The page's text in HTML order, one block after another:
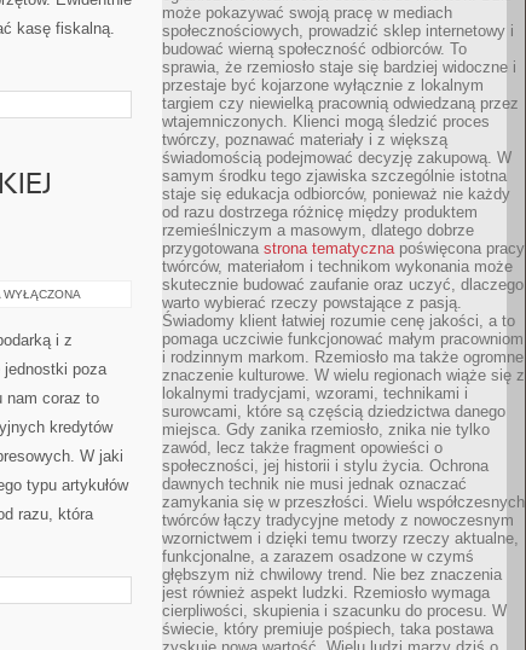
kasę fiskalną.
WYŁĄCZONA
i z
jednostki poza
nam coraz to
kredytów
W jaki
typu artykułów
razu, która
może pokazywać swoją pracę w mediach
społecznościowych, prowadzić sklep internetowy i
budować wierną społeczność odbiorców. To
sprawia, że rzemiosło staje się bardziej widoczne i
przestaje być kojarzone wyłącznie z lokalnym
targiem czy niewielką pracownią odwiedzaną przez
wtajemniczonych. Klienci mogą śledzić proces
twórczy, poznawać materiały i z większą
świadomością podejmować decyzję zakupową. W
samym środku tego zjawiska szczególnie istotna
staje się edukacja odbiorców, ponieważ nie każdy
od razu dostrzega różnicę między produktem
rzemieślniczym a masowym, dlatego dobrze
przygotowana strona tematycznapoświęcona pracy
twórców, materiałom i technikom wykonania może
skutecznie budować zaufanie oraz uczyć, dlaczego
warto wybierać rzeczy powstające z pasją.
Świadomy klient łatwiej rozumie cenę jakości, a to
pomaga uczciwie funkcjonować małym pracowniom
i rodzinnym markom. Rzemiosło ma także ogromne
znaczenie kulturowe. W wielu regionach wiąże się z
lokalnymi tradycjami, wzorami, technikami i
surowcami, które są częścią dziedzictwa danego
miejsca. Gdy zanika rzemiosło, znika nie tylko
zawód, lecz także fragment opowieści o
społeczności, jej historii i stylu życia. Ochrona
dawnych technik nie musi jednak oznaczać
zamykania się w przeszłości. Wielu współczesnych
twórców łączy tradycyjne metody z nowoczesnym
wzornictwem i dzięki temu tworzy rzeczy aktualne,
funkcjonalne, a zarazem osadzone w czymś
głębszym niż chwilowy trend. Nie bez znaczenia
jest również aspekt ludzki. Rzemiosło wymaga
cierpliwości, skupienia i szacunku do procesu. W
świecie, który premiuje pośpiech, taka postawa